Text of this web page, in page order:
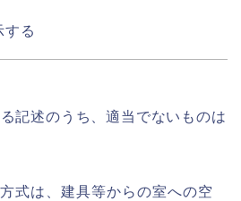
する
記述のうち、適当でないものは
式は、建具等からの室への空